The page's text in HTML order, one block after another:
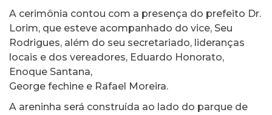
A cerimônia contou com a presença do prefeito Dr.
Lorim, que esteve acompanhado do vice, Seu
Rodrigues, além do seu secretariado, lideranças
locais e dos vereadores, Eduardo Honorato,
Enoque Santana,
George fechine e Rafael Moreira.
A areninha será construída ao lado do parque de